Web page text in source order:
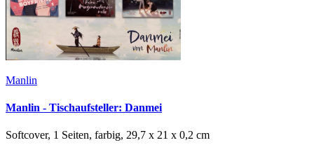
Manlin
Manlin - Tischaufsteller: Danmei
Softcover, 1 Seiten, farbig, 29,7 x 21 x 0,2 cm